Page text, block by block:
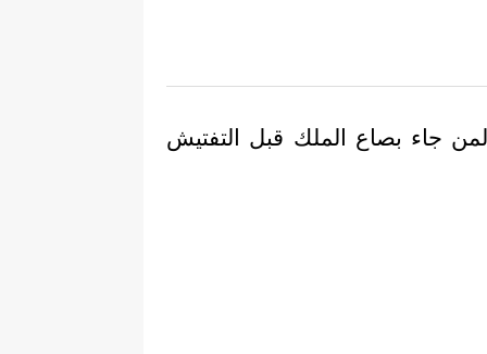
جاء بصاع الملك قبل التفتيش